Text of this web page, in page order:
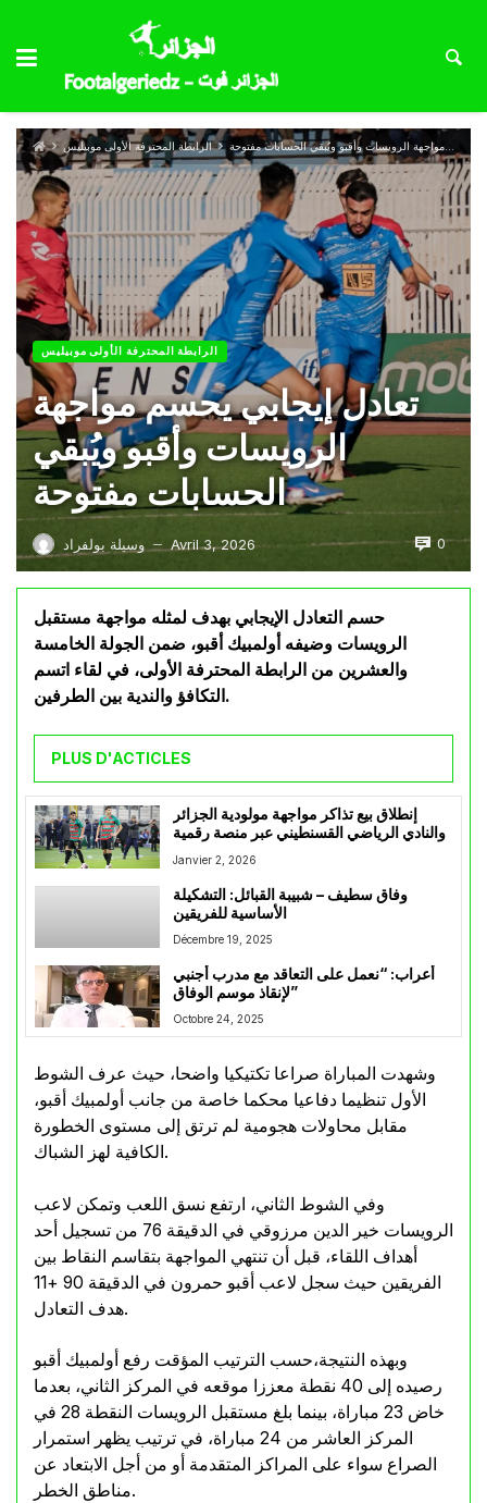
الرابطة المحترفة الأولى موبيليس تعادل إيجابي يحسم مواجهة الرويسات وأقبو ويُبقي الحسابات مفتوحة
الرابطة المحترفة الأولى موبيليس
تعادل إيجابي يحسم مواجهة
الرويسات وأقبو ويُبقي
الحسابات مفتوحة
وسيلة بولفراد — Avril 3, 2026 0
حسم التعادل الإيجابي بهدف لمثله مواجهة مستقبل
الرويسات وضيفه أولمبيك أقبو، ضمن الجولة الخامسة
والعشرين من الرابطة المحترفة الأولى، في لقاء اتسم
التكافؤ والندية بين الطرفين.
PLUS D'ACTICLES
إنطلاق بيع تذاكر مواجهة مولودية الجزائر
والنادي الرياضي القسنطيني عبر منصة رقمية
Janvier 2, 2026
وفاق سطيف – شبيبة القبائل: التشكيلة
الأساسية للفريقين
Décembre 19, 2025
أعراب: “نعمل على التعاقد مع مدرب أجنبي
لإنقاذ موسم الوفاق”
Octobre 24, 2025
وشهدت المباراة صراعا تكتيكيا واضحا، حيث عرف الشوط
الأول تنظيما دفاعيا محكما خاصة من جانب أولمبيك أقبو،
مقابل محاولات هجومية لم ترتق إلى مستوى الخطورة
الكافية لهز الشباك.
وفي الشوط الثاني، ارتفع نسق اللعب وتمكن لاعب
الرويسات خير الدين مرزوقي في الدقيقة 76 من تسجيل أحد
أهداف اللقاء، قبل أن تنتهي المواجهة بتقاسم النقاط بين
الفريقين حيث سجل لاعب أقبو حمرون في الدقيقة 90 +11
هدف التعادل.
وبهذه النتيجة،حسب الترتيب المؤقت رفع أولمبيك أقبو
رصيده إلى 40 نقطة معززا موقعه في المركز الثاني، بعدما
خاض 23 مباراة، بينما بلغ مستقبل الرويسات النقطة 28 في
المركز العاشر من 24 مباراة، في ترتيب يظهر استمرار
الصراع سواء على المراكز المتقدمة أو من أجل الابتعاد عن
مناطق الخطر.